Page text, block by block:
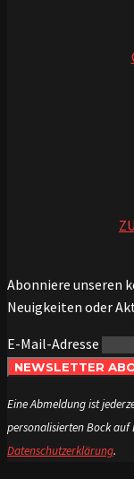
Abonniere unseren
Neuigkeiten oder
E-Mail-Adresse
NEWSLETTER
Eine Abmeldung ist
personalisierten Bock auf
Datenschutzerklärung.